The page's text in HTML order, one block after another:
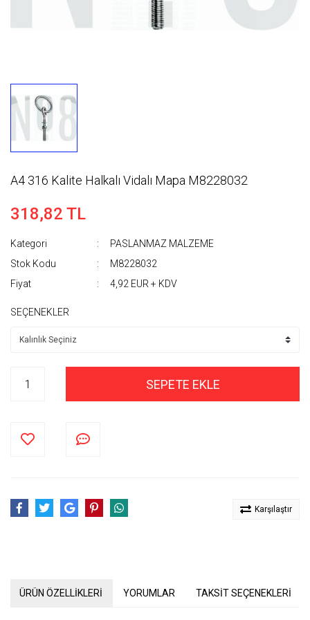
A4 316 Kalite Halkalı Vidalı Mapa M8228032
318,82 TL
Kategori
PASLANMAZ MALZEME
Stok Kodu
M8228032
Fiyat
4,92 EUR + KDV
SEÇENEKLER
SEPETE EKLE
Karşılaştır
ÜRÜN ÖZELLİKLERİ YORUMLAR TAKSİT SEÇENEKLERİ